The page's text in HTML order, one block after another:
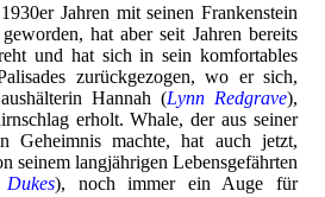
Jahren mit seinen Frankenstein
hat aber seit Jahren bereits
und hat sich in sein komfortables
zurückgezogen, wo er sich,
Hannah (Lynn Redgrave),
erholt. Whale, der aus seiner
Geheimnis machte, hat auch jetzt,
seinem langjährigen Lebensgefährten
), noch immer ein Auge für